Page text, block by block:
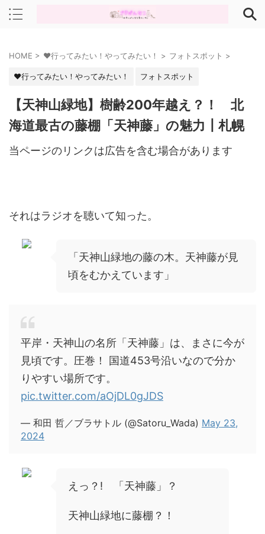
HOME > ♥行ってみたい！やってみたい！ > フォトスポット >
♥行ってみたい！やってみたい！ フォトスポット
【天神山緑地】樹齢200年越え？！ 北
海道最古の藤棚「天神藤」の魅力┃札幌
当ページのリンクは広告を含む場合があります
それはラジオを聴いて知った。
「天神山緑地の藤の木。天神藤が見
頃をむかえています」
平岸・天神山の名所「天神藤」は、まさに今が
見頃です。圧巻！ 国道453号沿いなので分か
りやすい場所です。
pic.twitter.com/aOjDL0gJDS
— 和田 哲／ブラサトル (@Satoru_Wada) May 23,
2024
えっ？! 「 天神藤」 ？
天神山緑地に藤棚？！